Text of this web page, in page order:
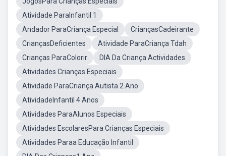
Atividade ParaInfantil 1
Andador ParaCriança Especial
CriançasCadeirante
CriançasDeficientes
Atividade ParaCriança Tdah
Crianças ParaColorir
DIA Da Criança Actividades
Atividades Crianças Especiais
Atividade ParaCriança Autista 2 Ano
AtividadeInfantil 4 Anos
Atividades ParaAlunos Especiais
Atividades EscolaresPara Crianças Especiais
Atividades Paraa Educação Infantil